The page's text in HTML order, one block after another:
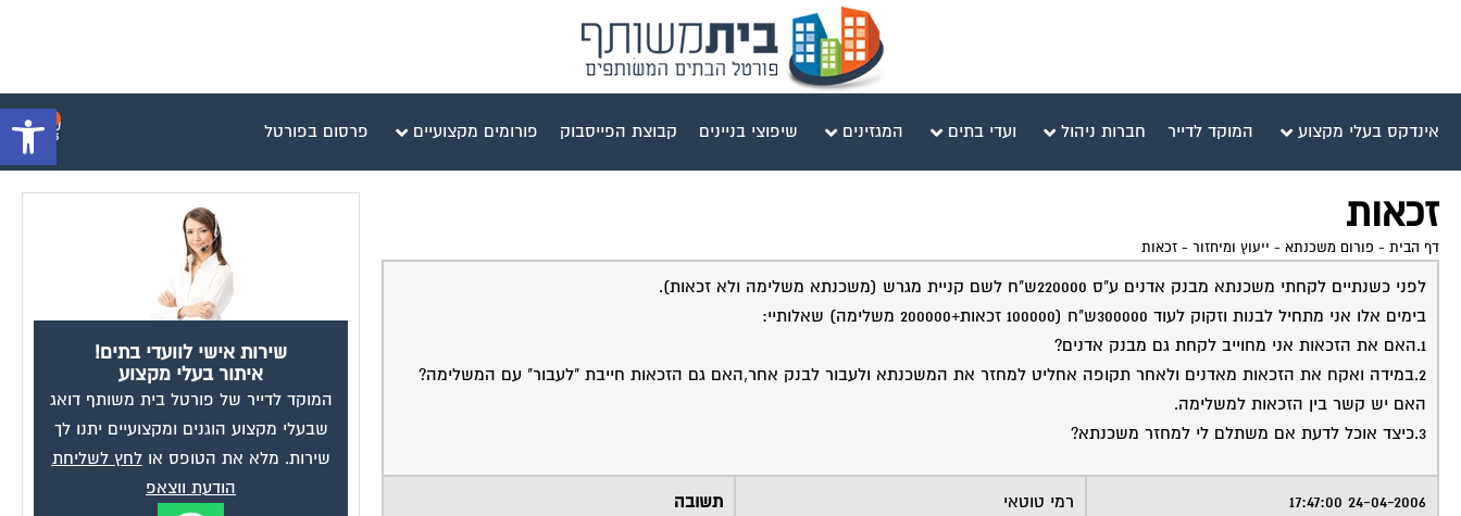
פתח אינדקס בעלי מקצוע המוקד לדייר חברות ניהול ועדי בתים המגזינים שיפוצי בניינים קבוצת הפייסבוק פורומים מקצועיים פרסום בפורטל
זכאות
דף הבית - פורום משכנתא - ייעוץ ומיחזור - זכאות
לפני כשנתיים לקחתי משכנתא מבנק אדנים ע"ס 220000ש"ח לשם קניית מגרש (משכנתא משלימה ולא זכאות).
בימים אלו אני מתחיל לבנות וזקוק לעוד 300000ש"ח (100000 זכאות+200000 משלימה) שאלותיי:
1.האם את הזכאות אני מחוייב לקחת גם מבנק אדנים?
2.במידה ואקח את הזכאות מאדנים ולאחר תקופה אחליט למחזר את המשכנתא ולעבור לבנק אחר,האם גם הזכאות חייבת "לעבור" עם המשלימה?
האם יש קשר בין הזכאות למשלימה.
3.כיצד אוכל לדעת אם משתלם לי למחזר משכנתא?
24-04-2006 17:47:00 רמי טוטאי תשובה
שירות אישי לוועדי בתים!
איתור בעלי מקצוע
המוקד לדייר של פורטל בית משותף דואג
שבעלי מקצוע הוגנים ומקצועיים יתנו לך
שירות. מלא את הטופס אולחץ לשליחת
הודעת ווצאפ